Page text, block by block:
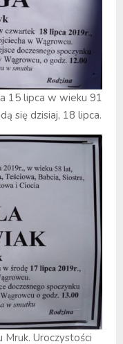
15 lipca w wieku 91
się dzisiaj, 18 lipca.
Mruk. Uroczystości